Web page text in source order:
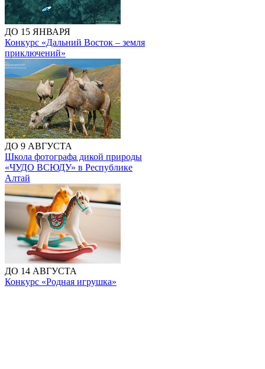
ДО 15 ЯНВАРЯ
Конкурс «Дальний Восток – земля
приключений»
ДО 9 АВГУСТА
Школа фотографа дикой природы
«ЧУДО ВСЮДУ» в Республике
Алтай
ДО 14 АВГУСТА
Конкурс «Родная игрушка»